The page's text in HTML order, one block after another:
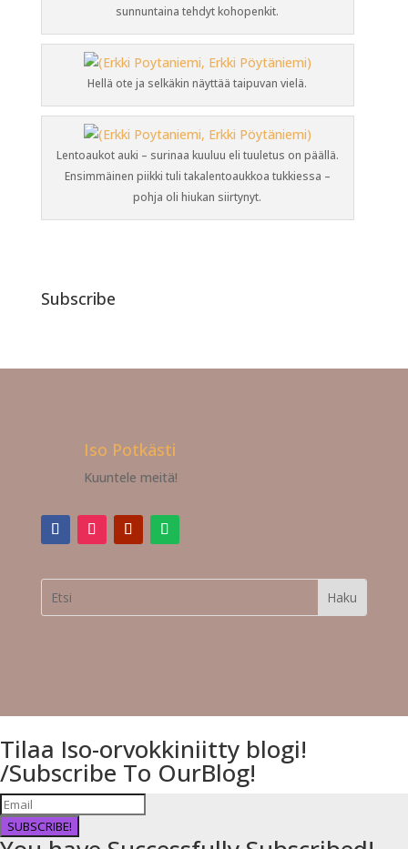
sunnuntaina tehdyt kohopenkit.
Hellä ote ja selkäkin näyttää taipuvan vielä.
Lentoaukot auki – surinaa kuuluu eli tuuletus on päällä.
Ensimmäinen piikki tuli takalentoaukkoa tukkiessa –
pohja oli hiukan siirtynyt.
Subscribe
Iso Potkästi
Kuuntele meitä!
Tilaa Iso-orvokkiniitty blogi!
/Subscribe To OurBlog!
SUBSCRIBE!